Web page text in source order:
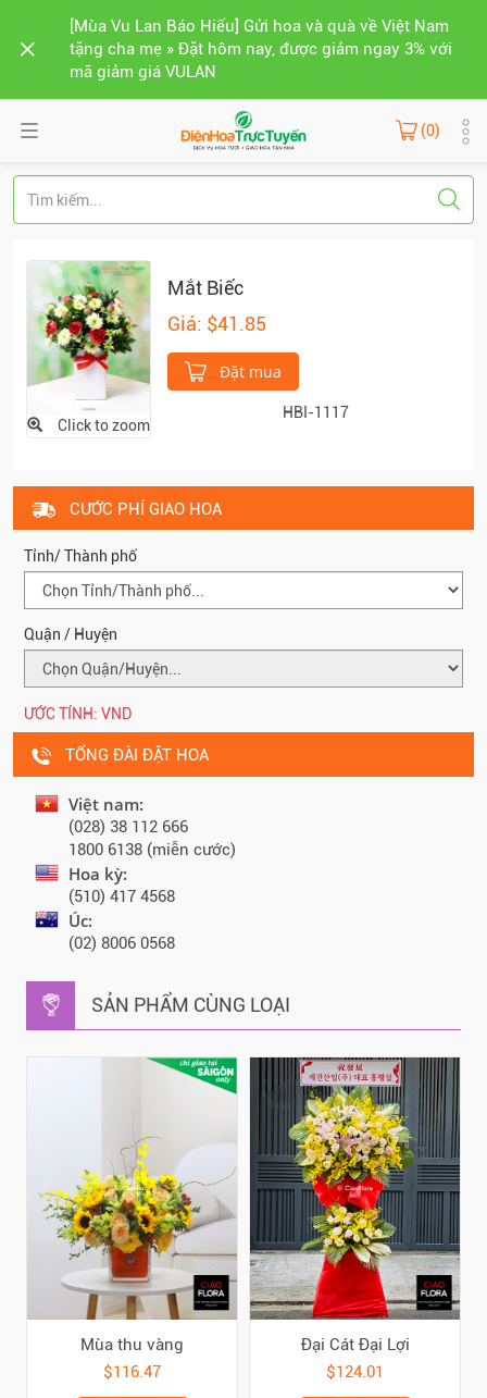
[Mùa Vu Lan Báo Hiếu] Gửi hoa và quà về Việt Nam
tặng cha mẹ » Đặt hôm nay, được giảm ngay 3% với
mã giảm giá VULAN
(0)
Click to zoom
Mắt Biếc
Giá: $41.85
Đặt mua
HBI-1117
CƯỚC PHÍ GIAO HOA
Tỉnh/ Thành phố
Quận / Huyện
ƯỚC TÍNH: VND
TỔNG ĐÀI ĐẶT HOA
Việt nam:
(028) 38 112 666
1800 6138 (miễn cước)
Hoa kỳ:
(510) 417 4568
Úc:
(02) 8006 0568
SẢN PHẨM CÙNG LOẠI
Mùa thu vàng
$116.47
Đại Cát Đại Lợi
$124.01